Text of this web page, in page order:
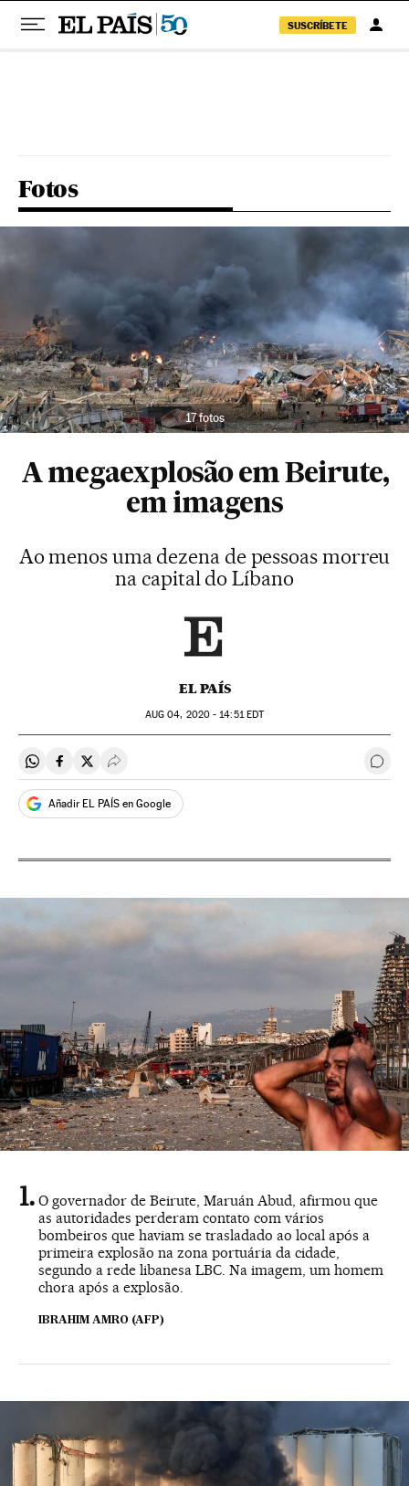
SUSCRÍBETE
Fotos
17 fotos
A megaexplosão em Beirute,
em imagens
Ao menos uma dezena de pessoas morreu
na capital do Líbano
EL PAÍS
AUG 04, 2020 - 14:51EDT
Compartir en Whatsapp
Compartir en Facebook
Compartir en Twitter
Desplegar Redes Sociales
Añadir EL PAÍS en Google
O governador de Beirute, Maruán Abud, afirmou que
as autoridades perderam contato com vários
bombeiros que haviam se trasladado ao local após a
primeira explosão na zona portuária da cidade,
segundo a rede libanesa LBC. Na imagem, um homem
chora após a explosão.
IBRAHIM AMRO (AFP)